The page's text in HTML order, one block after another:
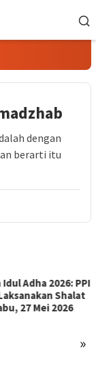
dengan
berarti itu
»
Lampung Gelar
Ramadhan 1447H